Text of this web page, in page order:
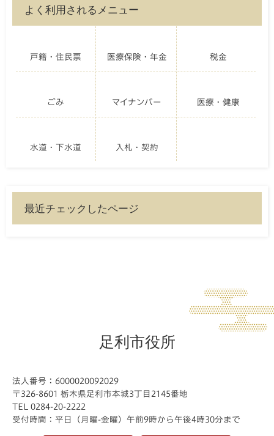
よく利用されるメニュー
戸籍・住民票 医療保険・年金 税金
ごみ マイナンバー 医療・健康
水道・下水道 入札・契約
最近チェックしたページ
足利市役所
法人番号：6000020092029
〒326-8601 栃木県足利市本城3丁目2145番地
TEL 0284-20-2222
受付時間：平日（月曜-金曜）午前9時から午後4時30分まで